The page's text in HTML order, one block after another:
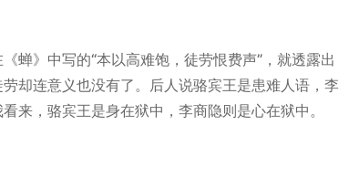
》中写的“本以高难饱，徒劳恨费声”，就透露出
却连意义也没有了。后人说骆宾王是患难人语，李
来，骆宾王是身在狱中，李商隐则是心在狱中。